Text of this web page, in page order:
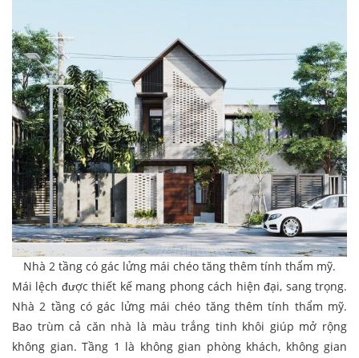
Nhà 2 tầng có gác lửng mái chéo tăng thêm tính thẩm mỹ.
Mái lệch được thiết kế mang phong cách hiện đại, sang trọng.
Nhà 2 tầng có gác lửng mái chéo tăng thêm tính thẩm mỹ.
Bao trùm cả căn nhà là màu trắng tinh khôi giúp mở rộng
không gian. Tầng 1 là không gian phòng khách, không gian